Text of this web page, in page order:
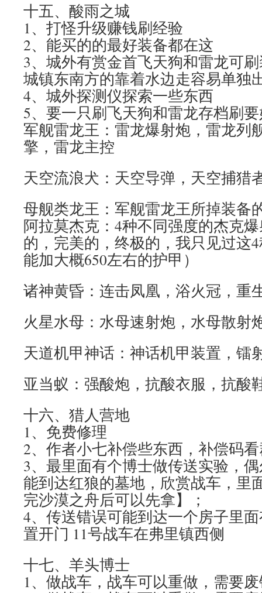
十五、酸雨之城
1、打怪升级赚钱刷经验
2、能买的的最好装备都在这
3、城外有赏金首飞天狗和雷龙可
城镇东南方的靠着水边走容易单独
4、城外探测仪探索一些东西
5、要一只刷飞天狗和雷龙存档刷
军舰雷龙王：雷龙爆射炮，雷龙列
擎，雷龙主控
天空流浪犬：天空导弹，天空捕猎
母舰类龙王：军舰雷龙王所掉装备
阿拉莫杰克：4种不同强度的杰克
的，完美的，终极的，我只见过这
能加大概650左右的护甲）
诸神黄昏：连击凤凰，浴火冠，重
火星水母：水母速射炮，水母散射
天道机甲神话：神话机甲装置，镭
亚当蚁：强酸炮，抗酸衣服，抗酸
十六、猎人营地
1、免费修理
2、作者小七补偿些东西，补偿码
3、最里面有个博士做传送实验，
能到达红狼的墓地，欣赏战车，里
完沙漠之舟后可以先拿】；
4、传送错误可能到达一个房子里
置开门 11号战车在弗里镇西侧
十七、羊头博士
1、做战车，战车可以重做，需要